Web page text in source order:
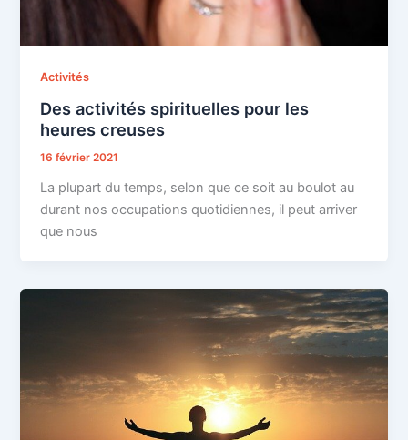
Activités
Des activités spirituelles pour les
heures creuses
16 février 2021
La plupart du temps, selon que ce soit au boulot au
durant nos occupations quotidiennes, il peut arriver
que nous